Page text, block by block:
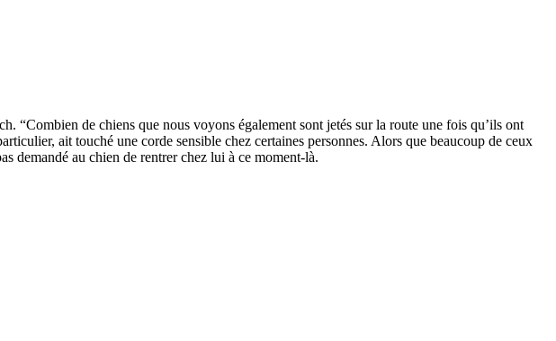
“Combien de chiens que nous voyons également sont jetés sur la route une fois qu’ils ont
ait touché une corde sensible chez certaines personnes. Alors que beaucoup de ceux
demandé au chien de rentrer chez lui à ce moment-là.